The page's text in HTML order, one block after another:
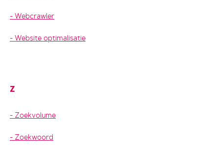
Webcrawler
Website optimalisatie
Z
Zoekvolume
Zoekwoord